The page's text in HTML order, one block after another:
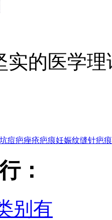
实的医学理
痘疤痤疮疤痕妊娠纹缝针疤痕
：
别有